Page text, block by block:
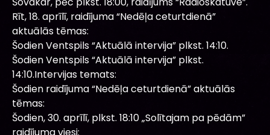
Rīt, 18. aprīlī, raidījuma “Nedēļa ceturtdienā”
aktuālās tēmas:
Šodien Ventspils “Aktuālā intervija” plkst. 14:10.
Šodien Ventspils “Aktuālā intervija” plkst.
14:10.Intervijas temats:
Šodien raidījuma “Nedēļa ceturtdienā” aktuālās
tēmas:
Šodien, 30. aprīlī, plkst. 18:10 „Solītajam pa pēdām”
raidījuma viesi: